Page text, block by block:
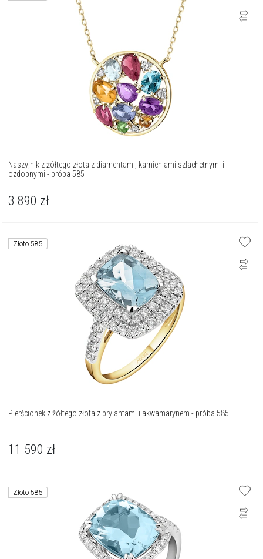
Naszyjnik z żółtego złota z diamentami, kamieniami szlachetnymi i
ozdobnymi - próba 585
3 890 zł
Złoto 585
Pierścionek z żółtego złota z brylantami i akwamarynem - próba 585
11 590 zł
Złoto 585